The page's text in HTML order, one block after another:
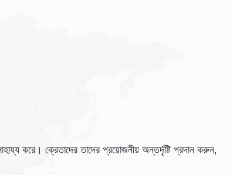
করে। ক্রেতাদের তাদের প্রয়োজনীয় অন্তর্দৃষ্টি প্রদান করুন,